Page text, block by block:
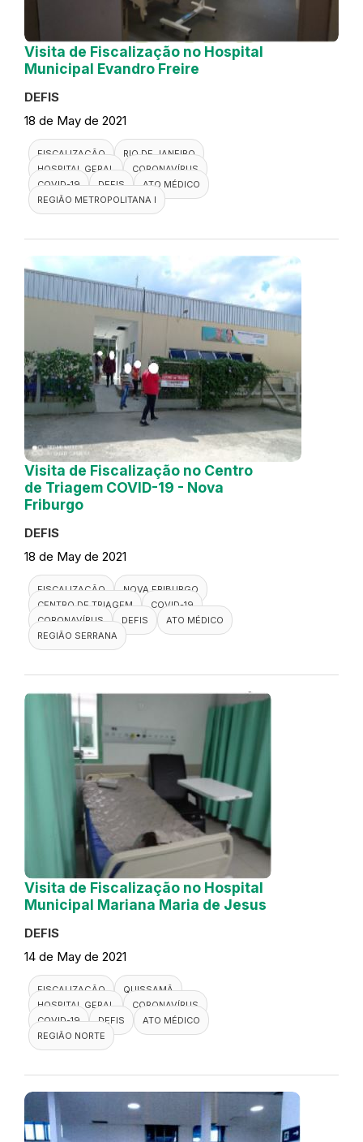
Visita de Fiscalização no Hospital
Municipal Evandro Freire
DEFIS
18 de May de 2021
FISCALIZAÇÃO
RIO DE JANEIRO
HOSPITAL GERAL
CORONAVÍRUS
COVID-19
DEFIS
ATO MÉDICO
REGIÃO METROPOLITANA I
Visita de Fiscalização no Centro
de Triagem COVID-19 - Nova
Friburgo
DEFIS
18 de May de 2021
FISCALIZAÇÃO
NOVA FRIBURGO
CENTRO DE TRIAGEM
COVID-19
CORONAVÍRUS
DEFIS
ATO MÉDICO
REGIÃO SERRANA
Visita de Fiscalização no Hospital
Municipal Mariana Maria de Jesus
DEFIS
14 de May de 2021
FISCALIZAÇÃO
QUISSAMÃ
HOSPITAL GERAL
CORONAVÍRUS
COVID-19
DEFIS
ATO MÉDICO
REGIÃO NORTE